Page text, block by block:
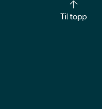
Til topp